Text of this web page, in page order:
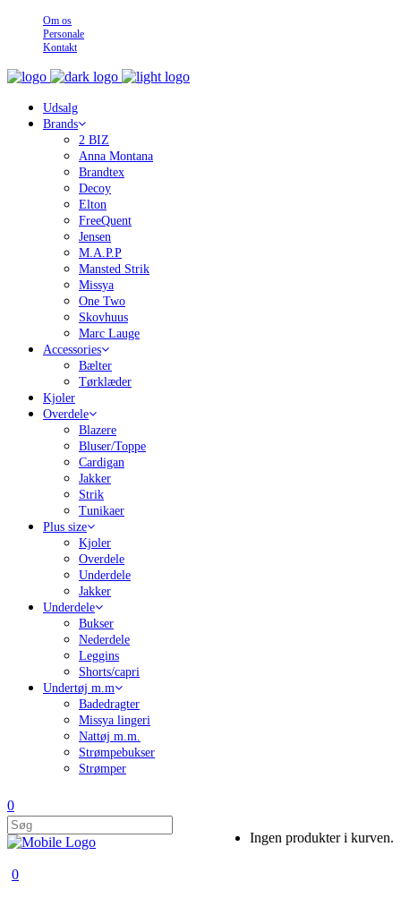
Om os
Personale
Kontakt
Udsalg
Brands
2 BIZ
Anna Montana
Brandtex
Decoy
Elton
FreeQuent
Jensen
M.A.P.P
Mansted Strik
Missya
One Two
Skovhuus
Marc Lauge
Accessories
Bælter
Tørklæder
Kjoler
Overdele
Blazere
Bluser/Toppe
Cardigan
Jakker
Strik
Tunikaer
Plus size
Kjoler
Overdele
Underdele
Jakker
Underdele
Bukser
Nederdele
Leggins
Shorts/capri
Undertøj m.m
Badedragter
Missya lingeri
Nattøj m.m.
Strømpebukser
Strømper
0
Ingen produkter i kurven.
0